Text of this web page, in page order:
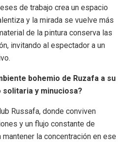
de trabajo crea un espacio
y la mirada se vuelve más
de la pintura conserva las
invitando al espectador a un
bohemio de Ruzafa a su
solitaria y minuciosa?
Russafa, donde conviven
y un flujo constante de
la concentración en ese